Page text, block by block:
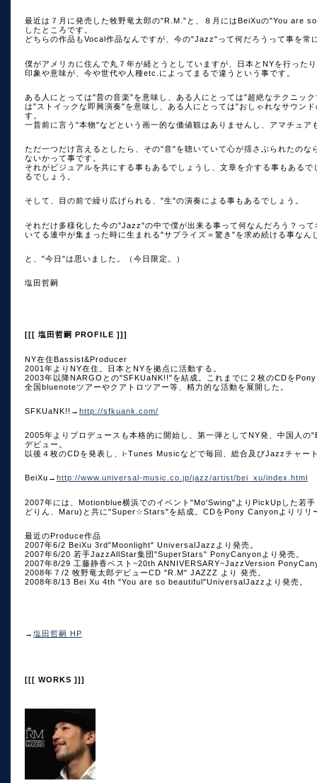
最近は７月に発売した牧野竜太郎の"R.M."と、８月にはBeiXuの"You are
したところです。
どちらの作品もVocal作品なんですが、今の"Jazz"って何だろうって事を常
僕がアメリカに住んで丸７年が経とうとしていますが、日本とNYを行った
印象や意味が、今や世代や人種etc.によってまるで違うという事です。
ある人にとっては"昔の音楽"を意味し、ある人にとっては"超絶なテクニッ
は"ストイックな即興演奏"を意味し、ある人にとっては"おしゃれなサウン
す。
一昔前に言う"本物"などという画一的な価値観はありませんし、アマチュア
ただ一つだけ言えるとしたら、その"音"を聴いていて心が揺さぶられたの
ないかって事です。
それがビジュアルを共にする事もあるでしょうし、文章を介する事もある
るでしょう。
そして、目の前で繰り広げられる、"生"の演奏による事もあるでしょう。
それだけ多様化した今の"Jazz"の中で僕が出来る事って何なんだろう？っ
いてる連中が集まった時に生まれる"サプライズ＝驚き"を求め続ける事なん
と、"今日"は思いました。（今日限定。）
塩田哲嗣
[[[ 塩田哲嗣 PROFILE ]]]
NY在住Bassist&Producer
2001年よりNY在住。日本とNYを拠点に活動する。
2003年以降NARGOとの"SFKUaNK!!"を結成。これまでに２枚のCDを
全国bluenoteツアーやクアトロツアー等、精力的な活動を展開した。
SFKUaNK!!→ http://sfkuank.com/
2005年よりプロデュースも本格的に開始し、第一弾としてNY発、中国人
デビュー。
以後４枚のCDを発表し、i-Tunes Musicなどで毎回、総合及びJazzチャー
BeiXu→ http://www.universal-music.co.jp/jazz/artist/bei_xu/index.html
2007年には、Motionblue横浜でのイベント"Mo'Swing"よりPickUpした若
どりん、Maru)と共に"Super☆Stars"を結成。CDをPony Canyonよりリリ
最近のProduce作品
2007年6/2 BeiXu 3rd"Moonlight" UniversalJazzより発売。
2007年6/20 若手JazzAllStar集団"SuperStars" PonyCanyonより発売。
2007年8/29 工藤静香ベスト~20th ANNIVERSARY~JazzVersion
2008年７/2 牧野竜太郎デビューCD "R.M" JAZZZ より 発売。
2008年8/13 Bei Xu 4th "You are so beautiful"UniversalJazzより発売。
→ 塩田哲嗣 HP
[[[ WORKS ]]]